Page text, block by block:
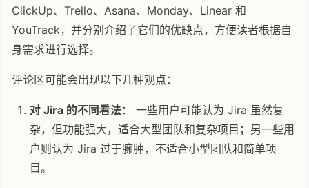
ClickUp、Trello、Asana、Monday、Linear 和
YouTrack，并分别介绍了它们的优缺点，方便读者根据自
身需求进行选择。
评论区可能会出现以下几种观点：
对 Jira 的不同看法 ： 一些用户可能认为 Jira 虽然复
杂，但功能强大，适合大型团队和复杂项目；另一些用
户则认为 Jira 过于臃肿，不适合小型团队和简单项
目。